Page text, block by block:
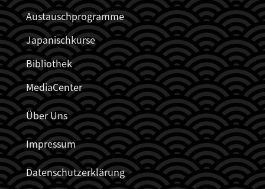
Austauschprogramme
Japanischkurse
Bibliothek
MediaCenter
Über Uns
Impressum
Datenschutzerklärung